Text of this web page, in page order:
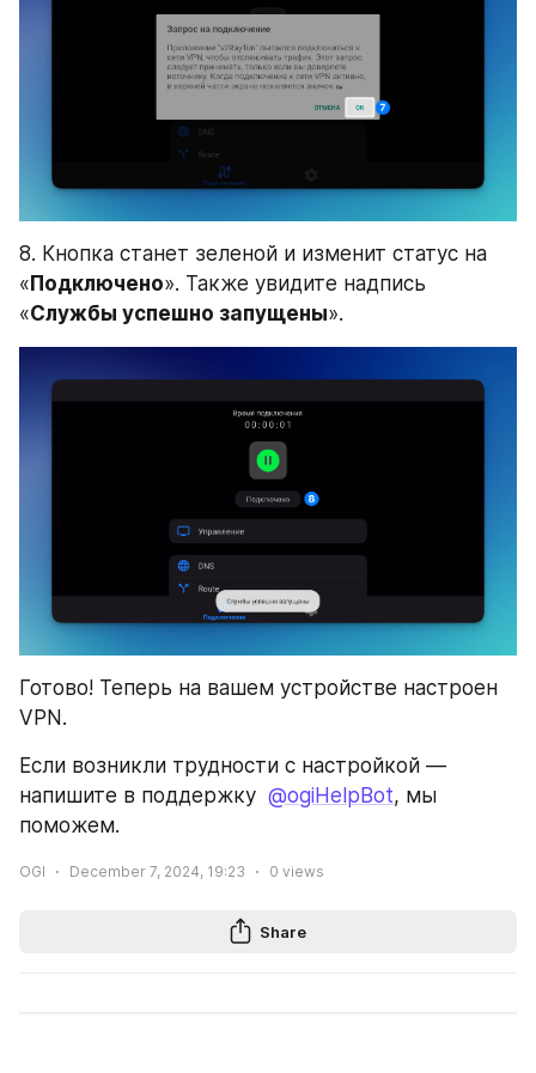
8. Кнопка станет зеленой и изменит статус на
« Подключено». Также увидите надпись
«Службы успешно запущены».
Готово! Теперь на вашем устройстве настроен
VPN.
Если возникли трудности с настройкой —
напишите в поддержку @ogiHelpBot, мы
поможем.
OGI December 7, 2024, 19:23 0 views
Share